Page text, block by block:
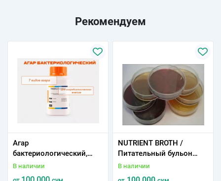
Рекомендуем
Агар
бактериологический,
разные
В наличии
NUTRIENT BROTH /
Питательный бульон
(500 гр)
В наличии